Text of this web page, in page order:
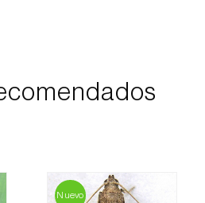
)
Rubus occidentalis)
Nuevo